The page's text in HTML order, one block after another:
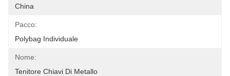
China
Pacco:
Polybag Individuale
Nome:
Tenitore Chiavi Di Metallo